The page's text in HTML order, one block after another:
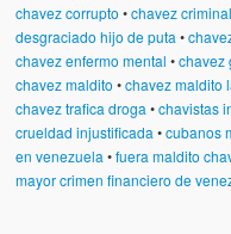
chavez corrupto •chavez criminal
desgraciado hijo de puta •
chavez enfermo mental •chavez
chavez maldito •chavez maldito
chavez trafica droga •chavistas
crueldad injustificada •cubanos
en venezuela •fuera maldito
mayor crimen financiero de